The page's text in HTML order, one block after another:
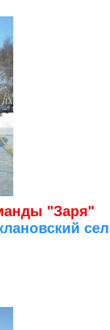
"Заря"